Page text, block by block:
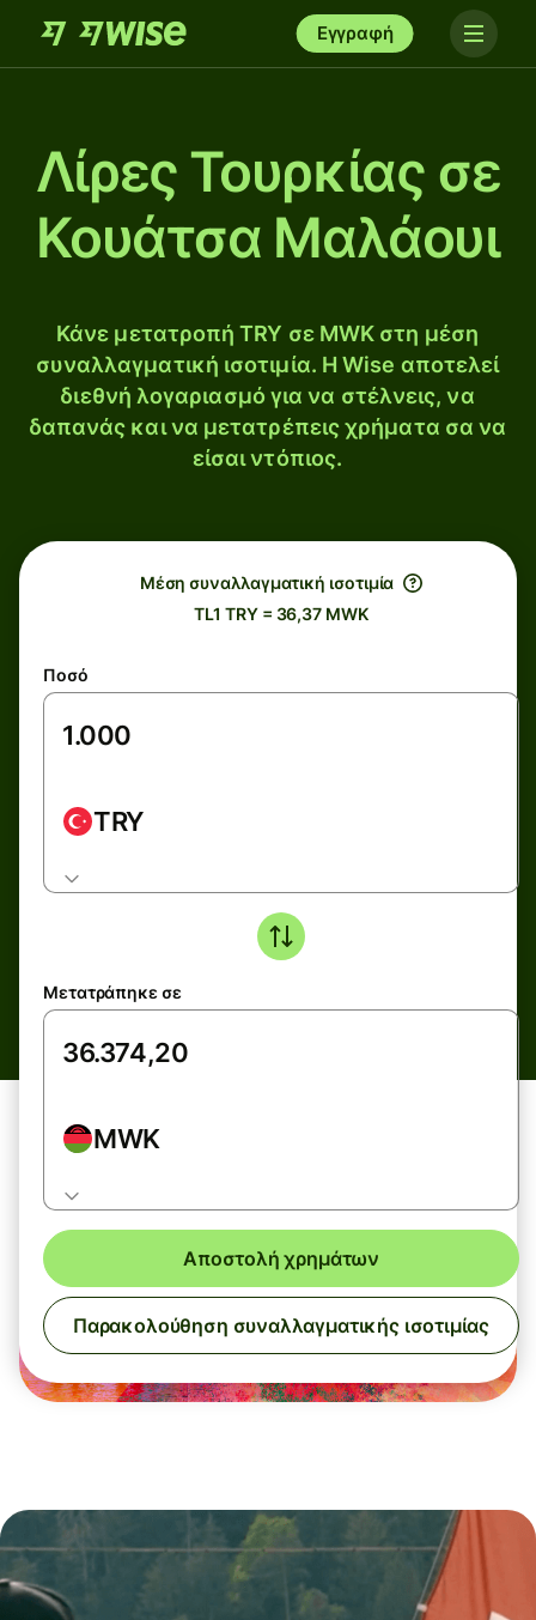
Εγγραφή
Λίρες Τουρκίας σε
Κουάτσα Μαλάουι
Κάνε μετατροπή TRY σε MWK στη μέση
συναλλαγματική ισοτιμία. Η Wise αποτελεί
διεθνή λογαριασμό για να στέλνεις, να
δαπανάς και να μετατρέπεις χρήματα σα να
είσαι ντόπιος.
Μέση συναλλαγματική ισοτιμία
TL1 TRY = 36,37 MWK
Ποσό
TRY
Μετατράπηκε σε
MWK
Αποστολή χρημάτων
Παρακολούθηση συναλλαγματικής ισοτιμίας